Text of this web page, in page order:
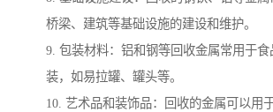
桥梁、建筑等基础设施的建设和维护。
9. 包装材料：铝和钢等回收金属常用于
装，如易拉罐、罐头等。
10. 艺术品和装饰品：回收的金属可以用